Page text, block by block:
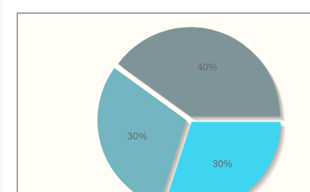
30%
30%
40%